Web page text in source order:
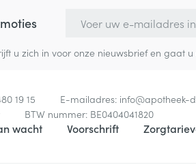
u zich in voor onze nieuwsbrief en gaat
19 15 E-mailadres: info@apotheek-
BTW nummer: BE0404041820
wacht Voorschrift